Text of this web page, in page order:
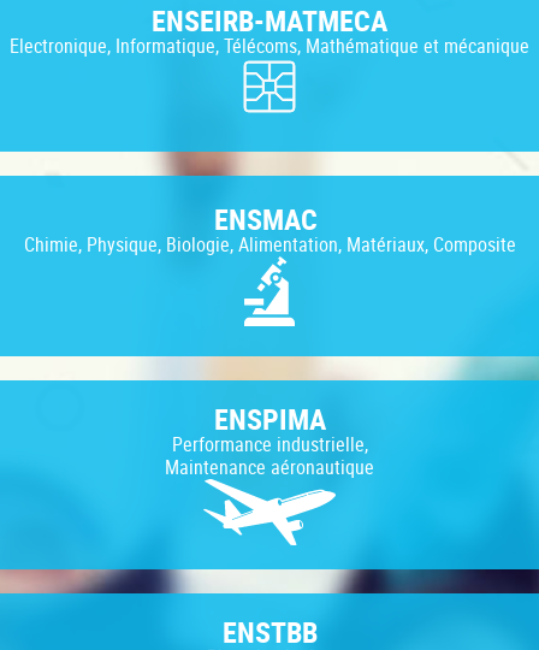
ENSEIRB-MATMECA
Electronique, Informatique, Télécoms, Mathématique et mécanique
ENSMAC
Chimie, Physique, Biologie, Alimentation, Matériaux, Composite
ENSPIMA
Performance industrielle,
Maintenance aéronautique
ENSTBB